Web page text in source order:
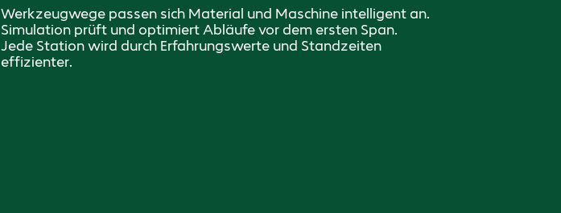
Werkzeugwege passen sich Material und Maschine intelligent an.
Simulation prüft und optimiert Abläufe vor dem ersten Span.
Jede Station wird durch Erfahrungswerte und Standzeiten
effizienter.